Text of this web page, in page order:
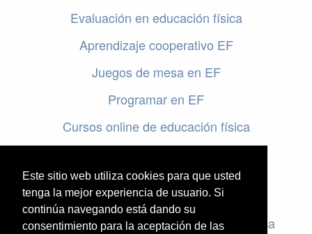
Este sitio web utiliza cookies para que usted
tenga la mejor experiencia de usuario. Si
continúa navegando está dando su
consentimiento para la aceptación de las
Evaluación en educación física
Aprendizaje cooperativo EF
Juegos de mesa en EF
Programar en EF
Cursos online de educación física
Evaluación en educación física
Criterios de evaluación en educación física